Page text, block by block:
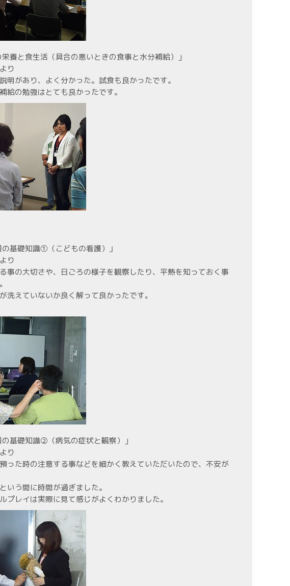
養と食生活（具合の悪いときの食事と水分補給）」
り
明があり、よく分かった。試食も良かったです。
給の勉強はとても良かったです。
基礎知識①（こどもの看護）」
り
事の大切さや、日ごろの様子を観察したり、平熱を知っておく事
洗えていないか良く解って良かったです。
基礎知識②（病気の症状と観察）」
り
った時の注意する事などを細かく教えていただいたので、不安が
いう間に時間が過ぎました。
プレイは実際に見て感じがよくわかりました。